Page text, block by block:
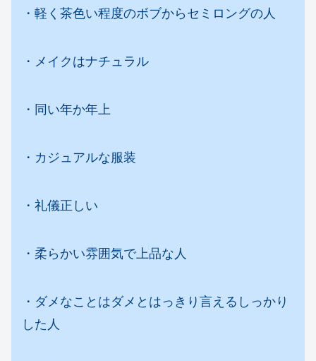
・軽く茶色い程度のボブからセミロングの人
・メイクはナチュラル
・同い年か年上
・カジュアルな服装
・礼儀正しい
・柔らかい雰囲気で上品な人
・ダメなことはダメとはっきり言えるしっかり
した人